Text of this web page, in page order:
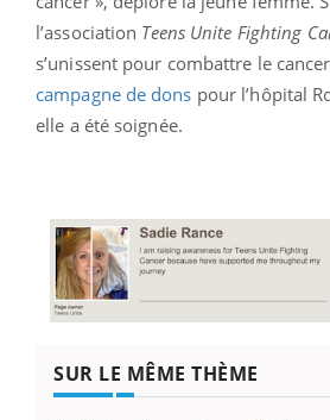
l’association Teens Unite Fighting
s’unissent pour combattre le
campagne de dons pour l’hôpital
elle a été soignée.
SUR LE MÊME THÈME